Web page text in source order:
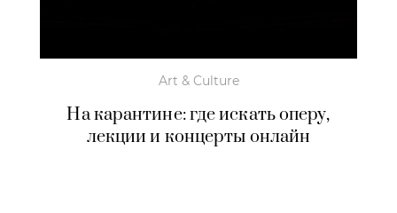
Art & Culture
На карантине: где искать оперу,
лекции и концерты онлайн